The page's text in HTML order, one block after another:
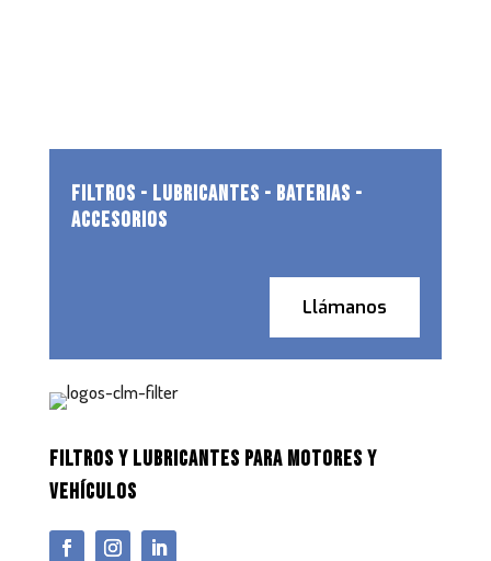
FILTROS - LUBRICANTES - BATERIAS -
ACCESORIOS
Llámanos
FILTROS Y LUBRICANTES PARA MOTORES Y
VEHÍCULOS